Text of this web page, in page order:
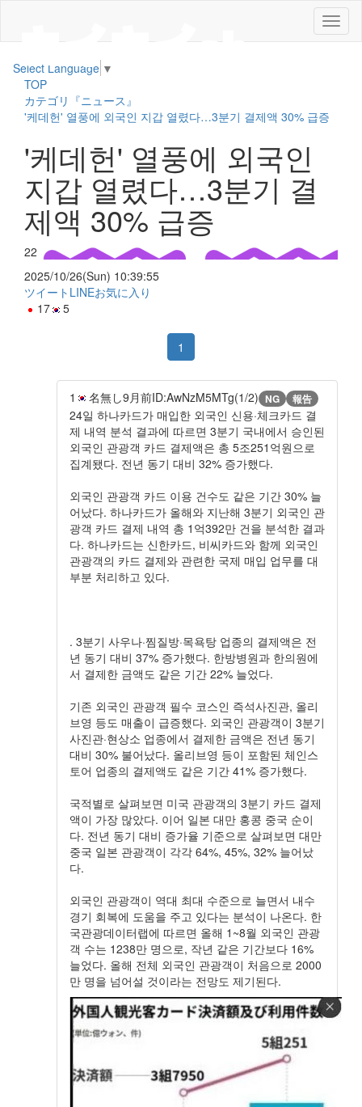
メ
ニ
Select Language ▼
TOP
カテゴリ『ニュース』
'케데헌' 열풍에 외국인 지갑 열렸다…3분기 결제액 30% 급증
'케데헌' 열풍에 외국인
지갑 열렸다…3분기 결
제액 30% 급증
22
2025/10/26(Sun) 10:39:55
ツイート LINEお気に入り
17
5
1
1 名無し9月前ID:AwNzM5MTg(1/2) NG 報告
24일 하나카드가 매입한 외국인 신용·체크카드 결
제 내역 분석 결과에 따르면 3분기 국내에서 승인된
외국인 관광객 카드 결제액은 총 5조251억원으로
집계됐다. 전년 동기 대비 32% 증가했다.
외국인 관광객 카드 이용 건수도 같은 기간 30% 늘
어났다. 하나카드가 올해와 지난해 3분기 외국인 관
광객 카드 결제 내역 총 1억392만 건을 분석한 결과
다. 하나카드는 신한카드, 비씨카드와 함께 외국인
관광객의 카드 결제와 관련한 국제 매입 업무를 대
부분 처리하고 있다.
. 3분기 사우나·찜질방·목욕탕 업종의 결제액은 전
년 동기 대비 37% 증가했다. 한방병원과 한의원에
서 결제한 금액도 같은 기간 22% 늘었다.
기존 외국인 관광객 필수 코스인 즉석사진관, 올리
브영 등도 매출이 급증했다. 외국인 관광객이 3분기
사진관·현상소 업종에서 결제한 금액은 전년 동기
대비 30% 불어났다. 올리브영 등이 포함된 체인스
토어 업종의 결제액도 같은 기간 41% 증가했다.
국적별로 살펴보면 미국 관광객의 3분기 카드 결제
액이 가장 많았다. 이어 일본 대만 홍콩 중국 순이
다. 전년 동기 대비 증가율 기준으로 살펴보면 대만
중국 일본 관광객이 각각 64%, 45%, 32% 늘어났
다.
외국인 관광객이 역대 최대 수준으로 늘면서 내수
경기 회복에 도움을 주고 있다는 분석이 나온다. 한
국관광데이터랩에 따르면 올해 1~8월 외국인 관광
객 수는 1238만 명으로, 작년 같은 기간보다 16%
늘었다. 올해 전체 외국인 관광객이 처음으로 2000
만 명을 넘어설 것이라는 전망도 제기된다.